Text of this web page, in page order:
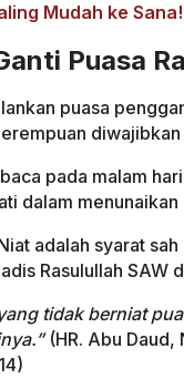
Mudah ke Sana!
Puasa
puasa
pada malam
dalam
adalah syarat
Rasulullah SAW
tidak berniat
(HR. Abu Daud,